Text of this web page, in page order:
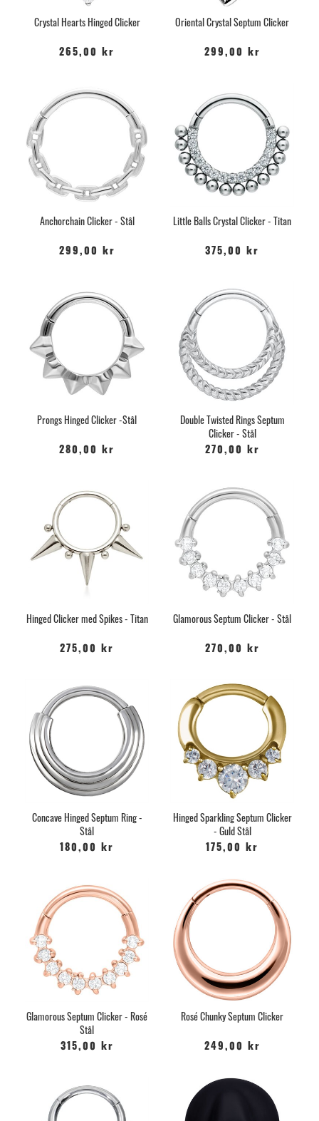
Crystal Hearts Hinged Clicker
265,00 kr
Oriental Crystal Septum Clicker
299,00 kr
Anchorchain Clicker - Stål
299,00 kr
Little Balls Crystal Clicker - Titan
375,00 kr
Prongs Hinged Clicker -Stål
280,00 kr
Double Twisted Rings Septum
Clicker - Stål
270,00 kr
Hinged Clicker med Spikes - Titan
275,00 kr
Glamorous Septum Clicker - Stål
270,00 kr
Concave Hinged Septum Ring -
Stål
180,00 kr
Hinged Sparkling Septum Clicker
- Guld Stål
175,00 kr
Glamorous Septum Clicker - Rosé
Stål
315,00 kr
Rosé Chunky Septum Clicker
249,00 kr